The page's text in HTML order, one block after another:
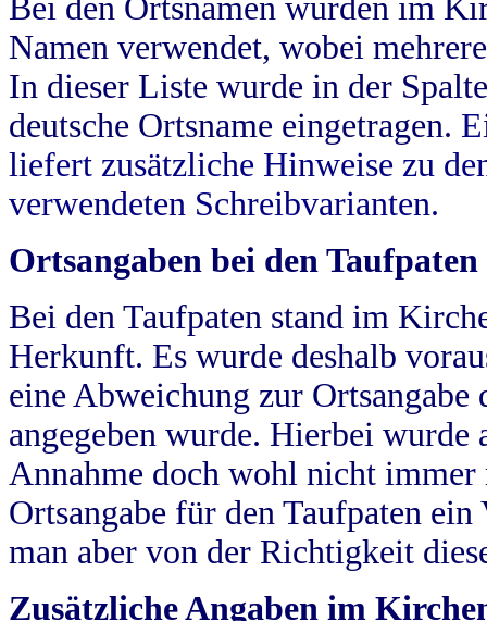
Bei den Ortsnamen wurden im
Namen verwendet, wobei
In dieser Liste wurde in der
deutsche Ortsname eingetragen.
liefert zusätzliche Hinweise zu
verwendeten Schreibvarianten.
Ortsangaben bei den Taufpaten
Bei den Taufpaten stand im
Herkunft. Es wurde deshalb
eine Abweichung zur
angegeben wurde. Hierbei wurde
Annahme doch wohl nicht
Ortsangabe für den Taufpaten
man aber von der Richtigkeit
Zusätzliche Angaben im